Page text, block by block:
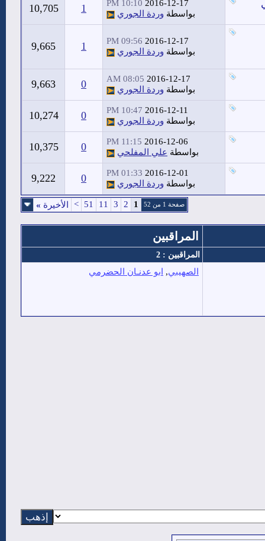
2016-12-17
10:10 PM
بواسطة وردة الجوري 1
10,705
2016-12-17
09:56 PM
بواسطة وردة الجوري 1
9,665
2016-12-17
08:05 AM
بواسطة وردة الجوري 0
9,663
2016-12-11
10:47 PM
بواسطة وردة الجوري 0
10,274
2016-12-06
11:15 PM
بواسطة علي المفلحي 0
10,375
2016-12-01
01:33 PM
بواسطة وردة الجوري 0
9,222
صفحة 1 من 52 1
2
3
11
51
> الأخيرة »
المراقبين
المراقبين : 2
الصهيبي, ابو عدنـان الحضرمي